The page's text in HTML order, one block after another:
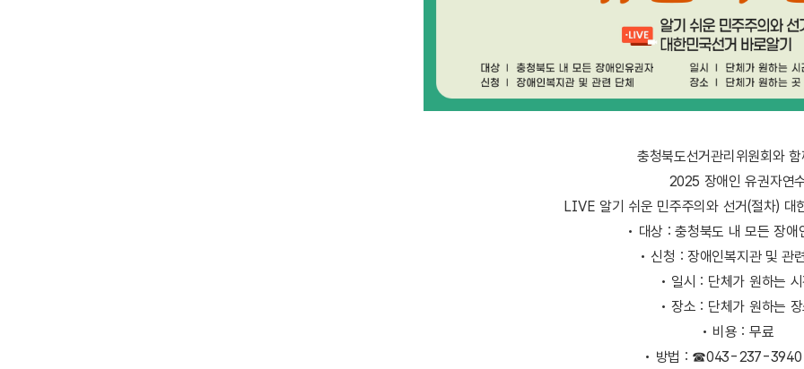
충청북도선거관리위원회와
2025 장애인 유권자연
LIVE 알기 쉬운 민주주의와 선거(절차) 대
• 대상 : 충청북도 내 모든 장애
• 신청 : 장애인복지관 및 관
• 일시 : 단체가 원하는
• 장소 : 단체가 원하는
• 비용 : 무료
• 방법 : ☎043-237-3940